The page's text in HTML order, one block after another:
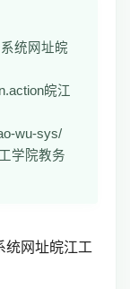
统网址皖
皖江
wu-sys/
学院教务
统网址皖江工